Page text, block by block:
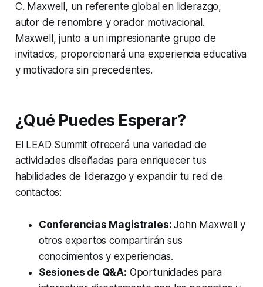
C. Maxwell, un referente global en liderazgo,
autor de renombre y orador motivacional.
Maxwell, junto a un impresionante grupo de
invitados, proporcionará una experiencia educativa
y motivadora sin precedentes.
¿Qué Puedes Esperar?
El LEAD Summit ofrecerá una variedad de
actividades diseñadas para enriquecer tus
habilidades de liderazgo y expandir tu red de
contactos:
Conferencias Magistrales:John Maxwell y
otros expertos compartirán sus
conocimientos y experiencias.
Sesiones de Q&A: Oportunidades para